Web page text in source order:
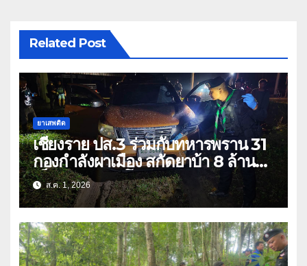
Related Post
ยาเสพติด
เชียงราย ปส.3 ร่วมกับทหารพราน 31
กองกำลังผาเมือง สกัดยาบ้า 8 ล้าน
เม็ด เครือข่าย โล่ง แซ่ลี
ส.ค. 1, 2026